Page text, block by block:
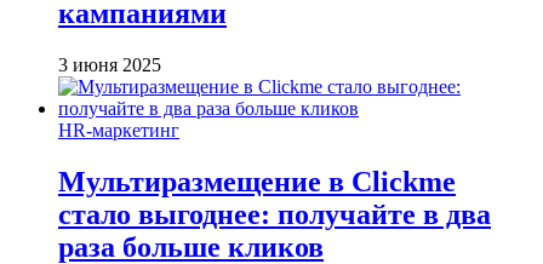
кампаниями
3 июня 2025
HR-маркетинг
Мультиразмещение в Clickme
стало выгоднее: получайте в два
раза больше кликов